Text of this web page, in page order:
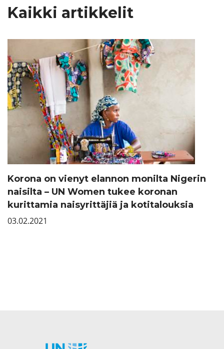
Kaikki artikkelit
Korona on vienyt elannon monilta Nigerin
naisilta – UN Women tukee koronan
kurittamia naisyrittäjiä ja kotitalouksia
03.02.2021